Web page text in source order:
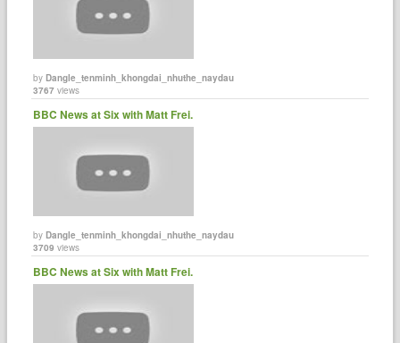
byDangle_tenminh_khongdai_nhuthe_naydau
3767 views
BBC News at Six with Matt Frei.
byDangle_tenminh_khongdai_nhuthe_naydau
3709 views
BBC News at Six with Matt Frei.